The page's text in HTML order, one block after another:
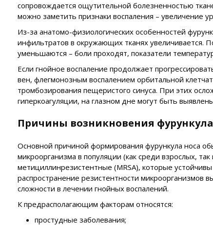
сопровождается ощутительной болезненностью
можно заметить признаки воспаления – увеличение
Из-за анатомо-физиологических особенностей
инфильтратов в окружающих тканях увеличивается.
уменьшаются – боли проходят, показатели
Если гнойное воспаление продолжает
вен, флегмонозным воспалением орбитальной
тромбозирования пещеристого синуса. При этих
гиперкоагуляции, на глазном дне могут быть
Причины возникновения
Основной причиной формирования фурункула носа
микроорганизма в популяции (как среди взрослых,
метициллинрезистентные (MRSA), которые
распространение резистентности
сложности в лечении гнойных воспалений.
К предрасполагающим факторам относятся:
простудные заболевания;